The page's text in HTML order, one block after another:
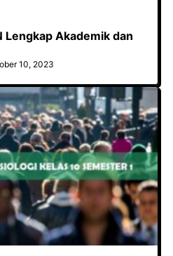
Lengkap Akademik dan
10, 2023